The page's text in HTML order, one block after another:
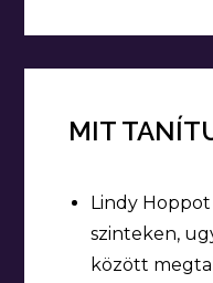
MIT
Lindy
szinteken,
között